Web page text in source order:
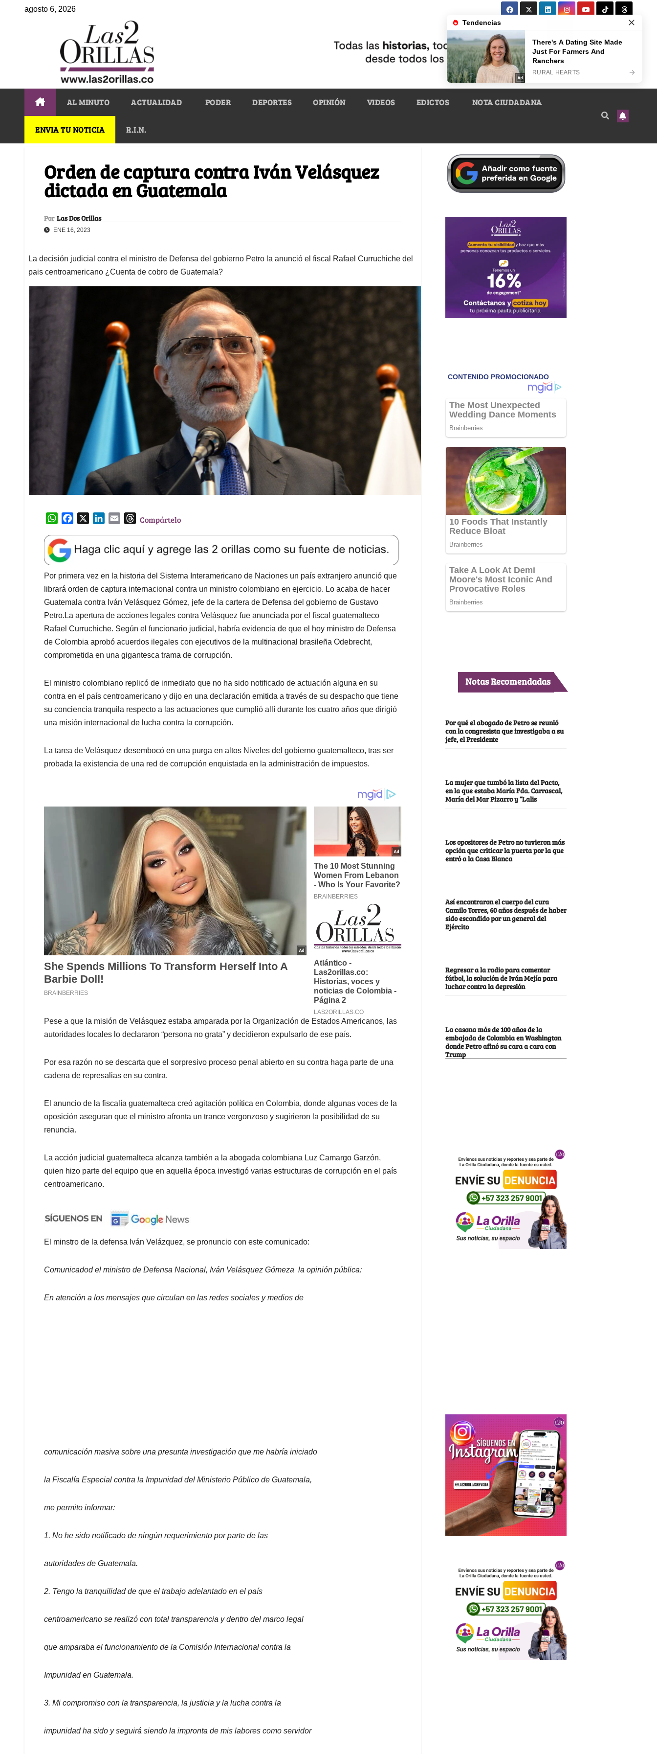
agosto 6, 2026
AL MINUTO ACTUALIDAD PODER DEPORTES OPINIÓN VIDEOS EDICTOS NOTA CIUDADANA
ENVIA TU NOTICIA R.I.N.
Orden de captura contra Iván Velásquez
dictada en Guatemala
Por Las Dos Orillas
ENE 16, 2023
La decisión judicial contra el ministro de Defensa del gobierno Petro la anunció el fiscal Rafael Curruchiche del
pais centroamericano ¿Cuenta de cobro de Guatemala?
W
a
t
s
A
p
p
e
b
o
o
k
k
e
d
I
n
l
T
e
a
d
s
Compártelo
Por primera vez en la historia del Sistema Interamericano de Naciones un país extranjero anunció que
librará orden de captura internacional contra un ministro colombiano en ejercicio. Lo acaba de hacer
Guatemala contra Iván Velásquez Gómez, jefe de la cartera de Defensa del gobierno de Gustavo
Petro.La apertura de acciones legales contra Velásquez fue anunciada por el fiscal guatemalteco
Rafael Curruchiche. Según el funcionario judicial, habría evidencia de que el hoy ministro de Defensa
de Colombia aprobó acuerdos ilegales con ejecutivos de la multinacional brasileña Odebrecht,
comprometida en una gigantesca trama de corrupción.
El ministro colombiano replicó de inmediato que no ha sido notificado de actuación alguna en su
contra en el país centroamericano y dijo en una declaración emitida a través de su despacho que tiene
su conciencia tranquila respecto a las actuaciones que cumplió allí durante los cuatro años que dirigió
una misión internacional de lucha contra la corrupción.
La tarea de Velásquez desembocó en una purga en altos Niveles del gobierno guatemalteco, tras ser
probada la existencia de una red de corrupción enquistada en la administración de impuestos.
Pese a que la misión de Velásquez estaba amparada por la Organización de Estados Americanos, las
autoridades locales lo declararon “persona no grata” y decidieron expulsarlo de ese país.
Por esa razón no se descarta que el sorpresivo proceso penal abierto en su contra haga parte de una
cadena de represalias en su contra.
El anuncio de la fiscalía guatemalteca creó agitación política en Colombia, donde algunas voces de la
oposición aseguran que el ministro afronta un trance vergonzoso y sugirieron la posibilidad de su
renuncia.
La acción judicial guatemalteca alcanza también a la abogada colombiana Luz Camargo Garzón,
quien hizo parte del equipo que en aquella época investigó varias estructuras de corrupción en el país
centroamericano.
El minstro de la defensa Iván Velázquez, se pronuncio con este comunicado:
Comunicadod el ministro de Defensa Nacional, Iván Velásquez Gómeza la opinión pública:
En atención a los mensajes que circulan en las redes sociales y medios de
comunicación masiva sobre una presunta investigación que me habría iniciado
la Fiscalía Especial contra la Impunidad del Ministerio Público de Guatemala,
me permito informar:
1. No he sido notificado de ningún requerimiento por parte de las
autoridades de Guatemala.
2. Tengo la tranquilidad de que el trabajo adelantado en el país
centroamericano se realizó con total transparencia y dentro del marco legal
que amparaba el funcionamiento de la Comisión Internacional contra la
Impunidad en Guatemala.
3. Mi compromiso con la transparencia, la justicia y la lucha contra la
impunidad ha sido y seguirá siendo la impronta de mis labores como servidor
Notas Recomendadas
Por qué el abogado de Petro se reunió
con la congresista que investigaba a su
jefe, el Presidente
La mujer que tumbó la lista del Pacto,
en la que estaba María Fda. Carrascal,
María del Mar Pizarro y “Lalis
Los opositores de Petro no tuvieron más
opción que criticar la puerta por la que
entró a la Casa Blanca
Así encontraron el cuerpo del cura
Camilo Torres, 60 años después de haber
sido escondido por un general del
Ejército
Regresar a la radio para comentar
fútbol, la solución de Iván Mejía para
luchar contra la depresión
La casona más de 100 años de la
embajada de Colombia en Washington
donde Petro afinó su cara a cara con
Trump